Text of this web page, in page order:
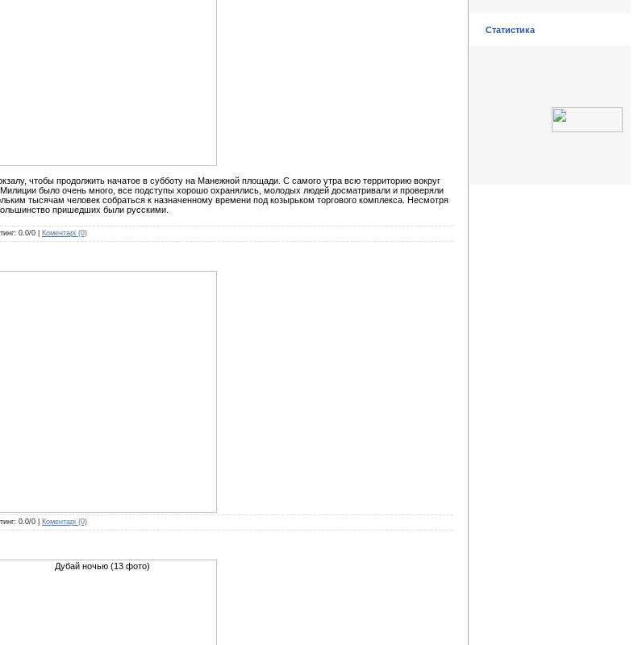
чтобы продолжить начатое в субботу на Манежной площади. С самого утра всю территорию вокруг
было очень много, все подступы хорошо охранялись, молодых людей досматривали и проверяли
тысячам человек собраться к назначенному времени под козырьком торгового комплекса. Несмотря
пришедших были русскими.
0.0/0 | Коментарі (0)
0.0/0 | Коментарі (0)
Статистика